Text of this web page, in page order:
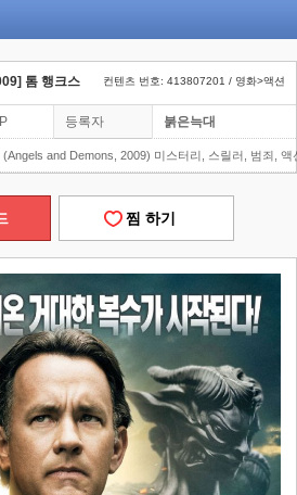
톰 행크스 컨텐츠 번호: 413807201 / 영화>액션
등록자 붉은늑대
(Angels and Demons, 2009) 미스터리, 스릴러, 범죄, 액
찜 하기